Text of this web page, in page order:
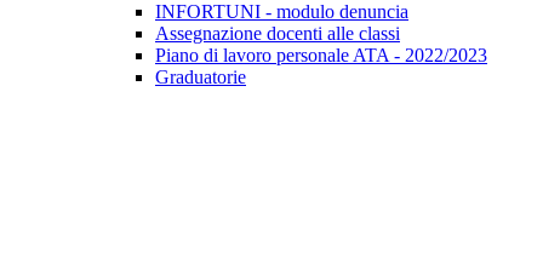
INFORTUNI - modulo denuncia
Assegnazione docenti alle classi
Piano di lavoro personale ATA - 2022/2023
Graduatorie